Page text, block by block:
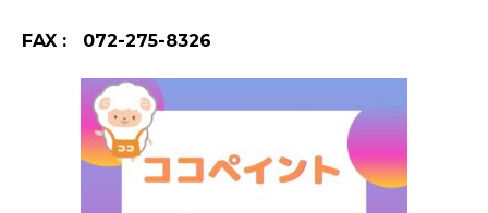
FAX : 072-275-8326